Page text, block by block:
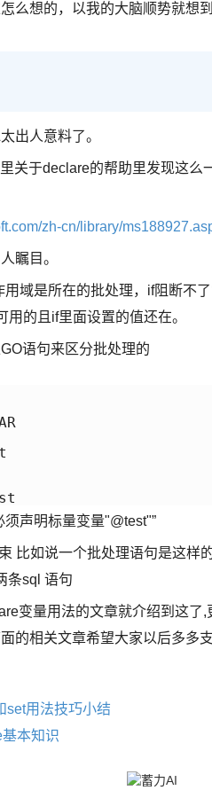
么想的，以我的大脑顺势就想
出人意料了。
关于declare的帮助里发现这么
zh-cn/library/
瞩目。
域是所在的批处理，if阻断不
的且if里面设置的值还在。
语句来区分批处理的
声明标量变量"@test"”
比如说一个批处理语句是这样
条sql 语句
变量用法的文章就介绍到这
的相关文章希望大家以后多多支
set用法技巧小结
本知识